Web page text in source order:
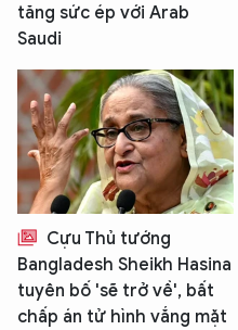
tăng sức ép với Arab
Saudi
Cựu Thủ tướng
Bangladesh Sheikh Hasina
tuyên bố 'sẽ trở về', bất
chấp án tử hình vắng mặt